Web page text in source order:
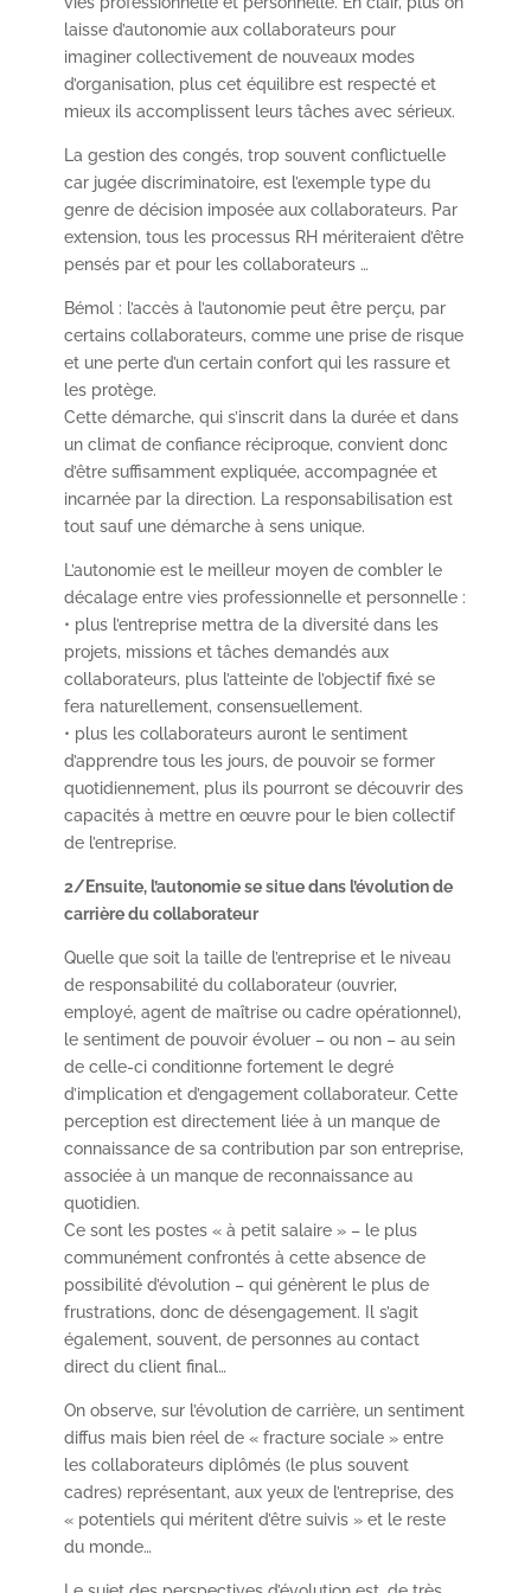
laisse d’autonomie aux collaborateurs pour
imaginer collectivement de nouveaux modes
d’organisation, plus cet équilibre est respecté et
mieux ils accomplissent leurs tâches avec sérieux.
La gestion des congés, trop souvent conflictuelle
car jugée discriminatoire, est l’exemple type du
genre de décision imposée aux collaborateurs. Par
extension, tous les processus RH mériteraient d’être
pensés par et pour les collaborateurs …
Bémol : l’accès à l’autonomie peut être perçu, par
certains collaborateurs, comme une prise de risque
et une perte d’un certain confort qui les rassure et
les protège.
Cette démarche, qui s’inscrit dans la durée et dans
un climat de confiance réciproque, convient donc
d’être suffisamment expliquée, accompagnée et
incarnée par la direction. La responsabilisation est
tout sauf une démarche à sens unique.
L’autonomie est le meilleur moyen de combler le
décalage entre vies professionnelle et personnelle :
• plus l’entreprise mettra de la diversité dans les
projets, missions et tâches demandés aux
collaborateurs, plus l’atteinte de l’objectif fixé se
fera naturellement, consensuellement.
• plus les collaborateurs auront le sentiment
d’apprendre tous les jours, de pouvoir se former
quotidiennement, plus ils pourront se découvrir des
capacités à mettre en œuvre pour le bien collectif
de l’entreprise.
2/Ensuite, l’autonomie se situe dans l’évolution de
carrière du collaborateur
Quelle que soit la taille de l’entreprise et le niveau
de responsabilité du collaborateur (ouvrier,
employé, agent de maîtrise ou cadre opérationnel),
le sentiment de pouvoir évoluer – ou non – au sein
de celle-ci conditionne fortement le degré
d’implication et d’engagement collaborateur. Cette
perception est directement liée à un manque de
connaissance de sa contribution par son entreprise,
associée à un manque de reconnaissance au
quotidien.
Ce sont les postes « à petit salaire » – le plus
communément confrontés à cette absence de
possibilité d’évolution – qui génèrent le plus de
frustrations, donc de désengagement. Il s’agit
également, souvent, de personnes au contact
direct du client final…
On observe, sur l’évolution de carrière, un sentiment
diffus mais bien réel de « fracture sociale » entre
les collaborateurs diplômés (le plus souvent
cadres) représentant, aux yeux de l’entreprise, des
« potentiels qui méritent d’être suivis » et le reste
du monde…